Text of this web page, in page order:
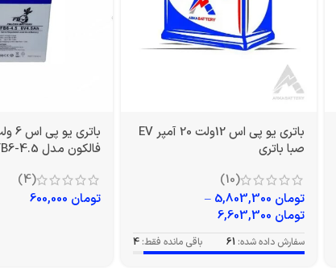
باتری یو پی اس 12ولت 20 آمپر EV
صبا باتری
(10)
تومان
–
تومان
سفارش داده شده: 61 باقی مانده فقط: 4
فالکون مدل FB6-4.5
(4)
تومان